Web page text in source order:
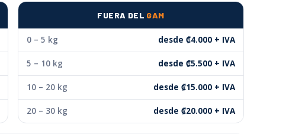
FUERA DEL GAM
0 – 5 kg desde ₡4.000 + IVA
5 – 10 kg desde ₡5.500 + IVA
10 – 20 kg desde ₡15.000 + IVA
20 – 30 kg desde ₡20.000 + IVA